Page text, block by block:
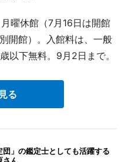
曜休館（7月16日は開館
開館）。入館料は、一般
以下無料。9月2日まで。
る
団」の鑑定士としても活躍する
さん